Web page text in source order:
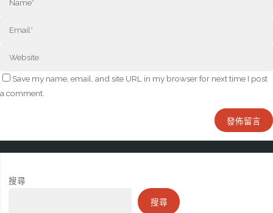
Save my name, email, and site URL in my browser for next time I post
a comment.
搜尋
搜尋